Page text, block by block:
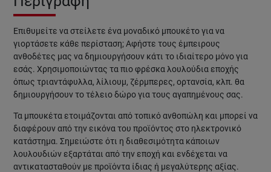
Επιθυμείτε να στείλετε ένα μοναδικό μπουκέτογια να
γιορτάσετε κάθε περίσταση; Αφήστε τους έμπειρους
ανθοδέτες μας να δημιουργήσουν κάτι το ιδιαίτερο μόνο για
εσάς. Χρησιμοποιώντας τα πιο φρέσκα λουλούδια εποχής
όπως τριαντάφυλλα, λίλιουμ, ζέρμπερες, ορτανσία, κλπ. θα
δημιουργήσουν το τέλειο δώρο για τους αγαπημένους σας.
Τα μπουκέτα ετοιμάζονται από τοπικό ανθοπώλη και μπορεί να
διαφέρουν από την εικόνα του προϊόντος στο ηλεκτρονικό
κατάστημα. Σημειώστε ότι η διαθεσιμότητα κάποιων
λουλουδιών εξαρτάται από την εποχή και ενδέχεται να
αντικατασταθούν με προϊόντα ίδιας ή μεγαλύτερης αξίας.